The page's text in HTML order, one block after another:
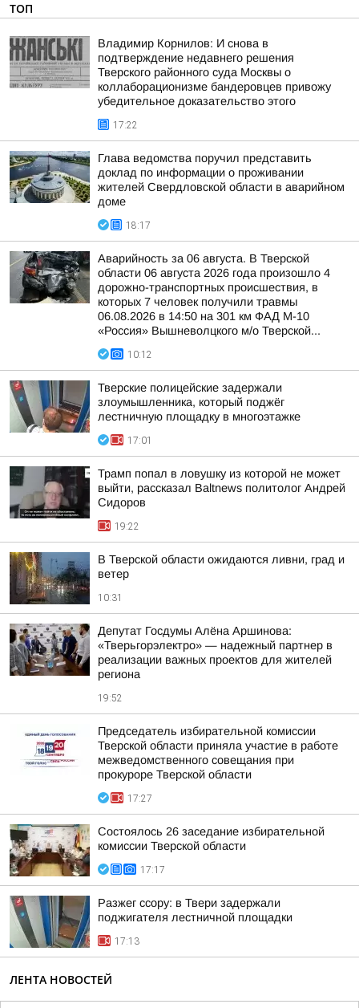
ТОП
Владимир Корнилов: И снова в
подтверждение недавнего решения
Тверского районного суда Москвы о
коллаборационизме бандеровцев привожу
убедительное доказательство этого
17:22
Глава ведомства поручил представить
доклад по информации о проживании
жителей Свердловской области в аварийном
доме
18:17
Аварийность за 06 августа. В Тверской
области 06 августа 2026 года произошло 4
дорожно-транспортных происшествия, в
которых 7 человек получили травмы
06.08.2026 в 14:50 на 301 км ФАД М-10
«Россия» Вышневолцкого м/о Тверской...
10:12
Тверские полицейские задержали
злоумышленника, который поджёг
лестничную площадку в многоэтажке
17:01
Трамп попал в ловушку из которой не может
выйти, рассказал Baltnews политолог Андрей
Сидоров
19:22
В Тверской области ожидаются ливни, град и
ветер
10:31
Депутат Госдумы Алёна Аршинова:
«Тверьгорэлектро» — надежный партнер в
реализации важных проектов для жителей
региона
19:52
Председатель избирательной комиссии
Тверской области приняла участие в работе
межведомственного совещания при
прокуроре Тверской области
17:27
Состоялось 26 заседание избирательной
комиссии Тверской области
17:17
Разжег ссору: в Твери задержали
поджигателя лестничной площадки
17:13
ЛЕНТА НОВОСТЕЙ